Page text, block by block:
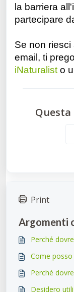
la barriera
partecipare
Se non riesci
email, ti prego
iNaturalist o
Print
Argomenti
Perché
Come
Perché
Desidero